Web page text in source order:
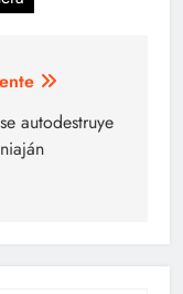
autodestruye